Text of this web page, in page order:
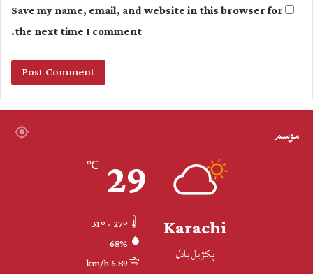
Save my name, email, and website in this browser for
the next time I comment.
موسم
Karachi
پکڙيل بادل
29
℃
68%
6.89 km/h